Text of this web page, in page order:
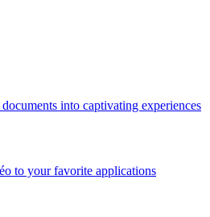
into captivating experiences
to your favorite applications